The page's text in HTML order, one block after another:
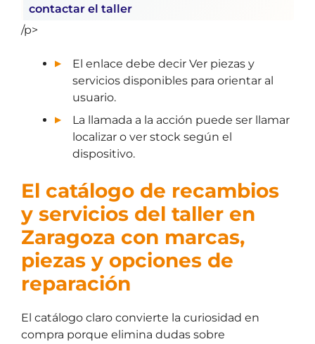
contactar el taller
/p>
El enlace debe decir Ver piezas y
servicios disponibles para orientar al
usuario.
La llamada a la acción puede ser llamar
localizar o ver stock según el
dispositivo.
El catálogo de recambios
y servicios del taller en
Zaragoza con marcas,
piezas y opciones de
reparación
El catálogo claro convierte la curiosidad en
compra porque elimina dudas sobre